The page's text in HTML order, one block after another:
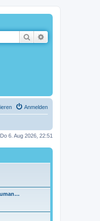
Suche
Anmelden
6. Aug 2026, 22:51